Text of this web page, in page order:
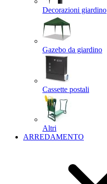
Decorazioni giardino
Gazebo da giardino
Cassette postali
Altri
ARREDAMENTO